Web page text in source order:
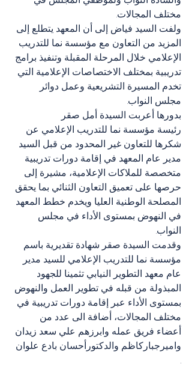
مختلف المجالات.
ولفت السيد فياض إلى أن المعهد يتطلع إلى
المزيد من التعاون مع مؤسسة نما للتدريب
الإعلامي خلال المرحلة المقبلة وتنفيذ برامج
تدريبية بمختلف الاختصاصات الإعلامية التي
تخدم المسيرة التشريعية وعمل دوائر
مجلس النواب.
بدورها أعربت السيدة أمل صقر
رئيسة مؤسسة نما للتدريب الإعلامي عن
شكرها للتعاون غير المحدود من قبل السيد
مدير عام المعهد في إقامة دورات تدريبية
متخصصة للملاكات الإعلامية، مشيرة إلى
حرصها على تعميق التعاون الثنائي بما يحقق
المصلحة الوطنية العليا ويخدم خطط المعهد
في النهوض بمستوى الأداء في مجلس
النواب.
وقدمت السيدة صقر شهادة تقديرية باسم
مؤسسة نما للتدريب الإعلامي للسيد مدير
عام معهد التطوير النيابي تثمينا للجهود
المبذولة من قبله في تطوير العمل والنهوض
بمستوى الأداء عبر إقامة دورات تدريبية في
مختلف المجالات، أضافة الى عدد من
أعضاء فريق عمله وابرزهم علي سعد زيدان
واميرجباركاظم والدكتورأحسان بادع علوان
.